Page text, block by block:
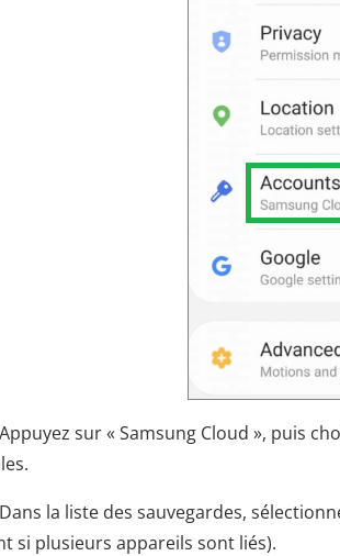
sur « Samsung Cloud », puis
la liste des sauvegardes,
si plusieurs appareils sont liés).